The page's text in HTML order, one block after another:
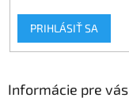
PRIHLÁSIŤ SA
Informácie pre vás